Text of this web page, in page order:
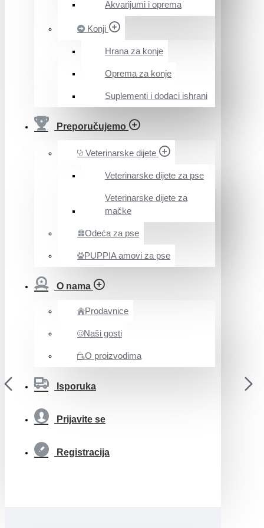
Akvarijumi i oprema
Konji
Hrana za konje
Oprema za konje
Suplementi i dodaci ishrani
Preporučujemo
Veterinarske dijete
Veterinarske dijete za pse
Veterinarske dijete za
mačke
Odeća za pse
PUPPIA amovi za pse
O nama
Prodavnice
Naši gosti
O proizvodima
Isporuka
Prijavite se
Registracija